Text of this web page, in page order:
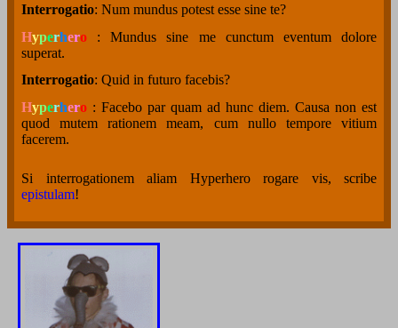
Interrogatio: Num mundus potest esse sine te?
Hyperhero : Mundus sine me cunctum eventum dolore
superat.
Interrogatio: Quid in futuro facebis?
Hyperhero : Facebo par quam ad hunc diem. Causa non est
quod mutem rationem meam, cum nullo tempore vitium
facerem.
Si interrogationem aliam Hyperhero rogare vis, scribe
epistulam!